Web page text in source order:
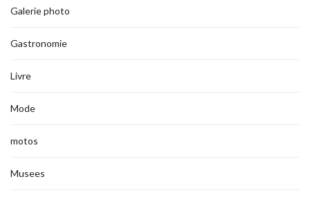
Galerie photo
Gastronomie
Livre
Mode
motos
Musees